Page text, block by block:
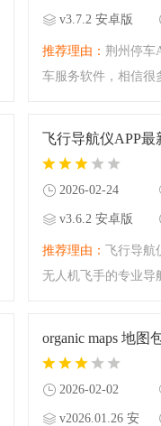
v3.7.2 安卓版
推荐理由： 荆州停车
车服务软件，相信很
可以试试这一款软
飞行导航仪APP最
2026-02-24
v3.6.2 安卓版
推荐理由：
飞行导
无人机飞手的专业导
分析，适配民航、
2026-02-02
v2026.01.26 安